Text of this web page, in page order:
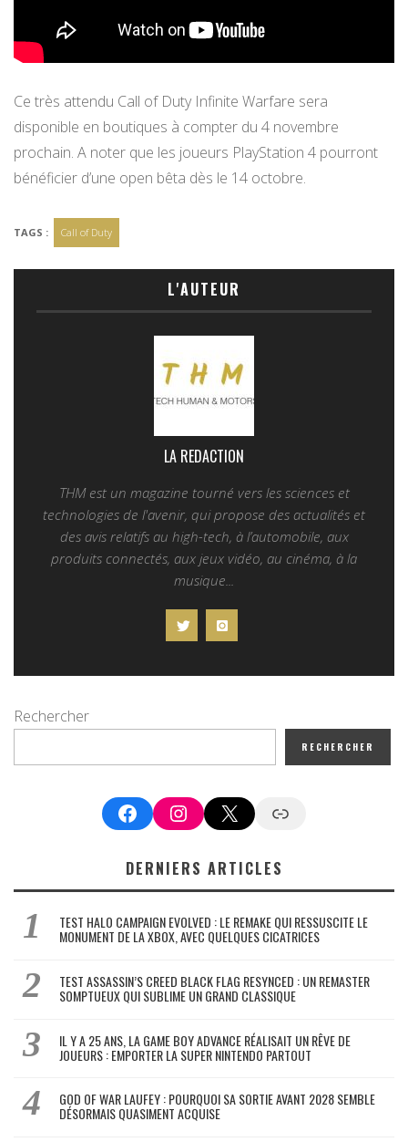
Ce très attendu Call of Duty Infinite Warfare sera
disponible en boutiques à compter du 4 novembre
prochain. A noter que les joueurs PlayStation 4 pourront
bénéficier d’une open bêta dès le 14 octobre.
TAGS : Call of Duty
L'AUTEUR
LA REDACTION
THM est un magazine tourné vers les sciences et
technologies de l'avenir, qui propose des actualités et
des avis relatifs au high-tech, à l’automobile, aux
produits connectés, aux jeux vidéo, au cinéma, à la
musique...
Rechercher
RECHERCHER
FacebookInstagram
X Google News
DERNIERS ARTICLES
TEST HALO CAMPAIGN EVOLVED : LE REMAKE QUI RESSUSCITE LE
MONUMENT DE LA XBOX, AVEC QUELQUES CICATRICES
TEST ASSASSIN’S CREED BLACK FLAG RESYNCED : UN REMASTER
SOMPTUEUX QUI SUBLIME UN GRAND CLASSIQUE
IL Y A 25 ANS, LA GAME BOY ADVANCE RÉALISAIT UN RÊVE DE
JOUEURS : EMPORTER LA SUPER NINTENDO PARTOUT
GOD OF WAR LAUFEY : POURQUOI SA SORTIE AVANT 2028 SEMBLE
DÉSORMAIS QUASIMENT ACQUISE